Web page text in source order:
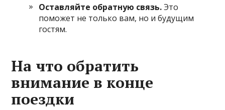
Оставляйте обратную связь.Это
поможет не только вам, но и будущим
гостям.
На что обратить
внимание в конце
поездки